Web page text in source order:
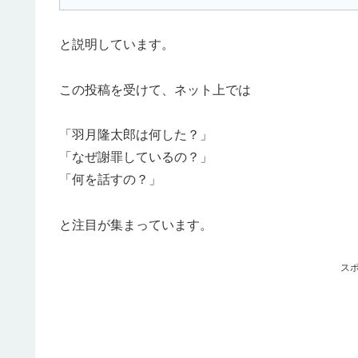
と説明しています。
この投稿を受けて、ネット上では
「羽月隆太郎は何した？」
「なぜ謝罪しているの？」
「何を話すの？」
と注目が集まっています。
ス